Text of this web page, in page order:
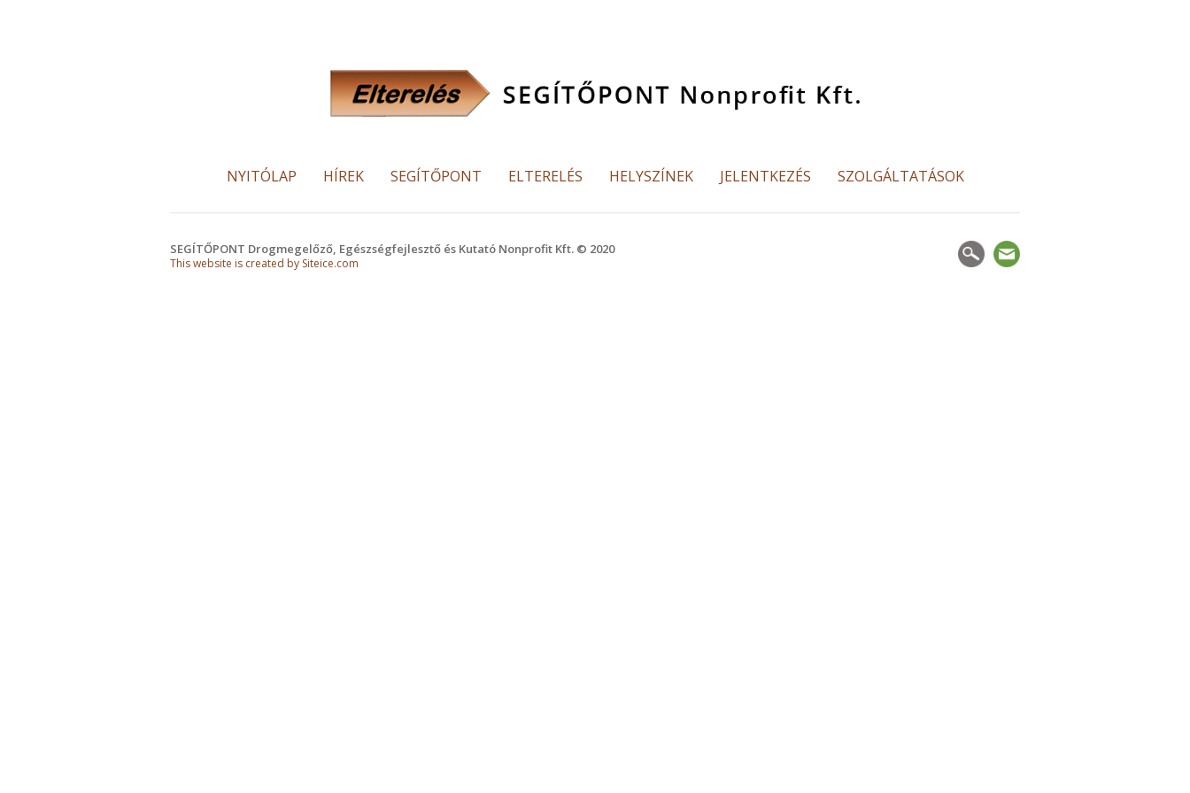
NYITÓLAP HÍREK SEGÍTŐPONT ELTERELÉS HELYSZÍNEK JELENTKEZÉS SZOLGÁLTATÁSOK
SEGÍTŐPONT Drogmegelőző, Egészségfejlesztő és Kutató Nonprofit Kft. © 2020
This website is created by Siteice.com